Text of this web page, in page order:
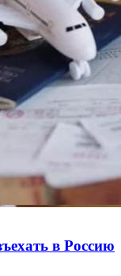
в Россию